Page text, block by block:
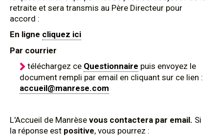
retraite et sera transmis au Père Directeur pour
accord :
En ligne cliquez ici
Par courrier
téléchargez ce Questionnaire puis envoyez le
document rempli par email en cliquant sur ce lien :
accueil@manrese.com
L'Accueil de Manrèse vous contactera par email. Si
la réponse est positive, vous pourrez :